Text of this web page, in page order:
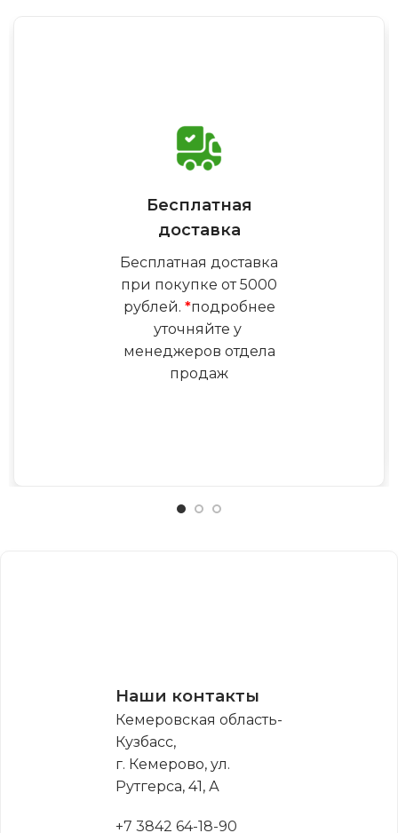
Бесплатная
доставка
Бесплатная доставка
при покупке от 5000
рублей. *подробнее
уточняйте у
менеджеров отдела
продаж
Наши контакты
Кемеровская область-
Кузбасс,
г. Кемерово, ул.
Рутгерса, 41, А
+7 3842 64-18-90